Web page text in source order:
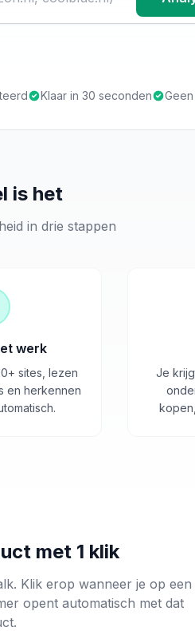
Klaar in 30 seconden
is het
in drie stappen
werk
sites, lezen
en herkennen
Je
met 1 klik
Klik erop wanneer je op een
opent automatisch met dat